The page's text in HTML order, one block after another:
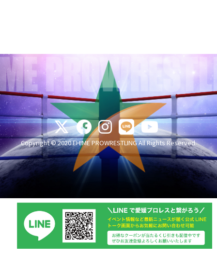
Copyright © 2020 EHIME PROWRESTLING All Rights Reserved.